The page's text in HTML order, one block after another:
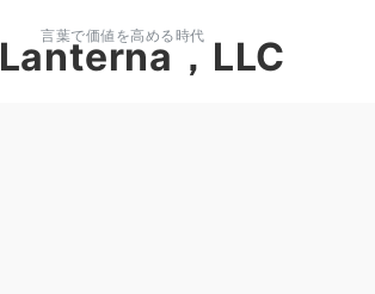
言葉で価値を高める時代
Lanterna，LLC